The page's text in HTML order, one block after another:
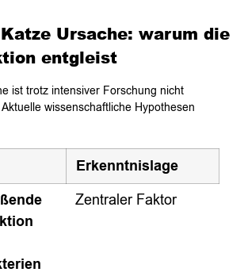
Ursache: warum die
entgleist
ist trotz intensiver Forschung nicht
wissenschaftliche Hypothesen
Erkenntnislage
Zentraler Faktor